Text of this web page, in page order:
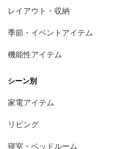
レイアウト・収納
季節・イベントアイテム
機能性アイテム
家電アイテム
リビング
寝室・ベッドルーム